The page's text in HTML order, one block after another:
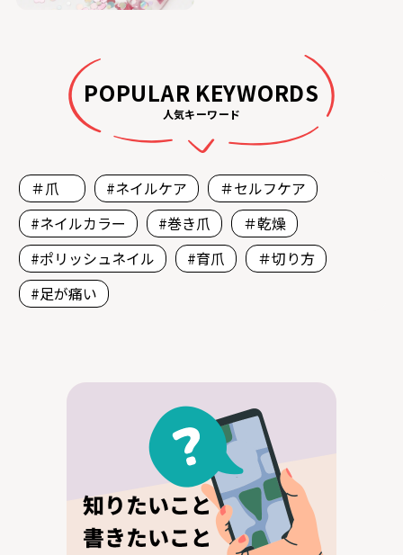
POPULAR KEYWORDS
人気キーワード
＃爪 #ネイルケア
＃セルフケア
#ネイルカラー
#巻き爪
＃乾燥
#ポリッシュネイル
#育爪
＃切り方
#足が痛い